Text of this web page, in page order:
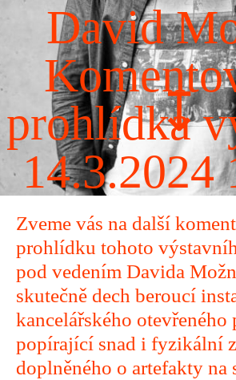
David
prohlídka
14.3.2024
↧
Zveme vás na další
prohlídku tohoto
pod vedením Davida
skutečně dech beroucí
kancelářského otevřeného
popírající snad i fyzikální
doplněného o artefakty na